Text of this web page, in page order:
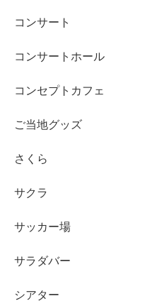
コンサート
コンサートホール
コンセプトカフェ
ご当地グッズ
さくら
サクラ
サッカー場
サラダバー
シアター